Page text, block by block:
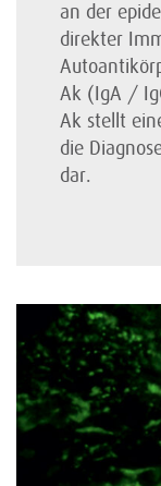
an der
direkter
Ak (IgA /
Ak stellt
die
dar.